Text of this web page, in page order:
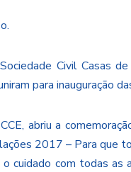
Civil Casas
para inauguração
abriu a
2017 – Para que
com todas as